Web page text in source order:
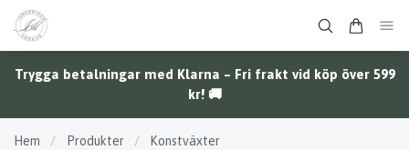
Trygga betalningar med Klarna – Fri frakt vid köp över 599
kr! 🚚
Hem / Produkter / Konstväxter